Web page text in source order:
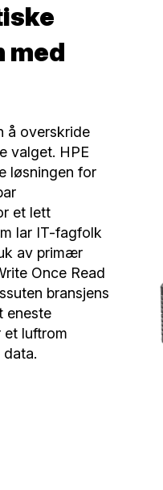
med
å overskride
valget. HPE
løsningen for
et lett
lar IT-fagfolk
av primær
Once Read
bransjens
eneste
et luftrom